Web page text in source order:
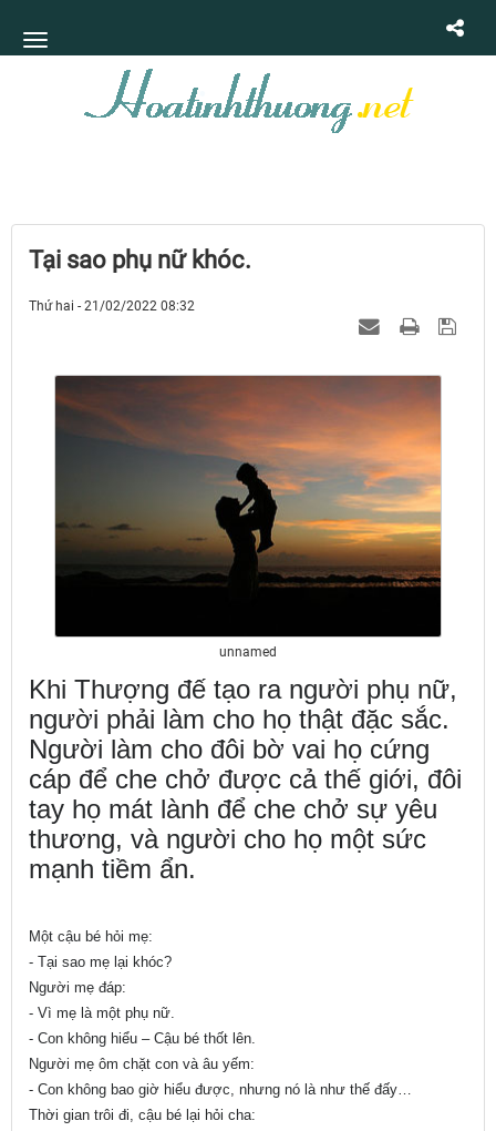
Tại sao phụ nữ khóc.
Thứ hai - 21/02/2022 08:32
unnamed
Khi Thượng đế tạo ra người phụ nữ,
người phải làm cho họ thật đặc sắc.
Người làm cho đôi bờ vai họ cứng
cáp để che chở được cả thế giới, đôi
tay họ mát lành để che chở sự yêu
thương, và người cho họ một sức
mạnh tiềm ẩn.
Một cậu bé hỏi mẹ:
- Tại sao mẹ lại khóc?
Người mẹ đáp:
- Vì mẹ là một phụ nữ.
- Con không hiểu – Cậu bé thốt lên.
Người mẹ ôm chặt con và âu yếm:
- Con không bao giờ hiểu được, nhưng nó là như thế đấy…
Thời gian trôi đi, cậu bé lại hỏi cha: